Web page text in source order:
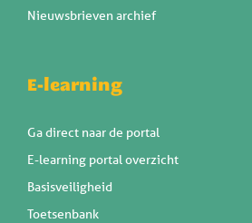
Nieuwsbrieven archief
E-learning
Ga direct naar de portal
E-learning portal overzicht
Basisveiligheid
Toetsenbank